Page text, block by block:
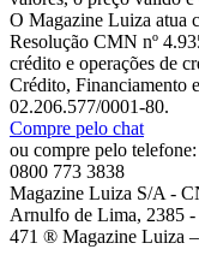
O Magazine Luiza atua
Resolução CMN nº
crédito e operações de
Crédito, Financiamento
02.206.577/0001-80.
Compre pelo chat
ou compre pelo telefone:
0800 773 3838
Magazine Luiza S/A -
Arnulfo de Lima, 2385 -
471 ® Magazine Luiza –